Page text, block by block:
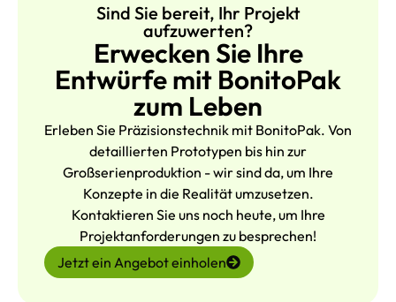
Sind Sie bereit, Ihr Projekt
aufzuwerten?
Erwecken Sie Ihre
Entwürfe mit BonitoPak
zum Leben
Erleben Sie Präzisionstechnik mit BonitoPak. Von
detaillierten Prototypen bis hin zur
Großserienproduktion - wir sind da, um Ihre
Konzepte in die Realität umzusetzen.
Kontaktieren Sie uns noch heute, um Ihre
Projektanforderungen zu besprechen!
Jetzt ein Angebot einholen